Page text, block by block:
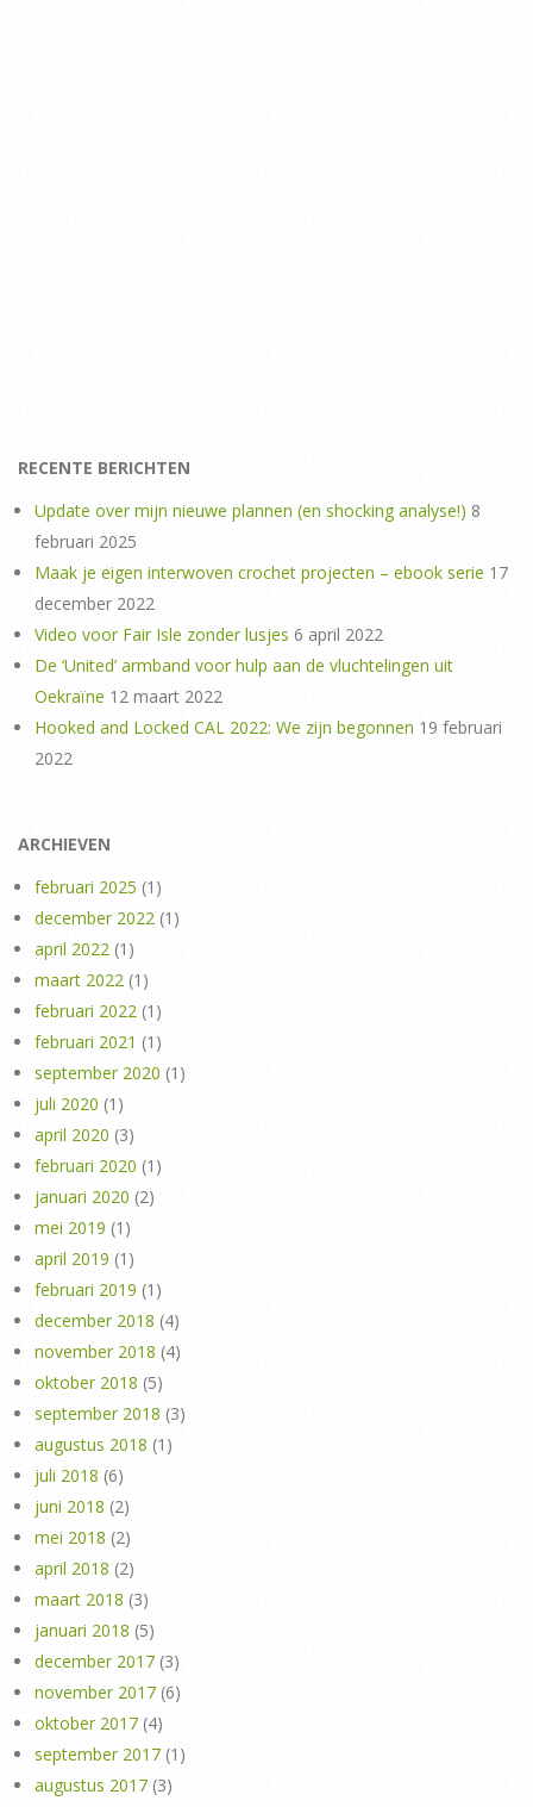
RECENTE BERICHTEN
Update over mijn nieuwe plannen (en shocking analyse!) 8
februari 2025
Maak je eigen interwoven crochet projecten – ebook serie 17
december 2022
Video voor Fair Isle zonder lusjes 6 april 2022
De ‘United’ armband voor hulp aan de vluchtelingen uit
Oekraïne 12 maart 2022
Hooked and Locked CAL 2022: We zijn begonnen 19 februari
2022
ARCHIEVEN
februari 2025 (1)
december 2022 (1)
april 2022 (1)
maart 2022 (1)
februari 2022 (1)
februari 2021 (1)
september 2020 (1)
juli 2020 (1)
april 2020 (3)
februari 2020 (1)
januari 2020 (2)
mei 2019 (1)
april 2019 (1)
februari 2019 (1)
december 2018 (4)
november 2018 (4)
oktober 2018 (5)
september 2018 (3)
augustus 2018 (1)
juli 2018 (6)
juni 2018 (2)
mei 2018 (2)
april 2018 (2)
maart 2018 (3)
januari 2018 (5)
december 2017 (3)
november 2017 (6)
oktober 2017 (4)
september 2017 (1)
augustus 2017 (3)